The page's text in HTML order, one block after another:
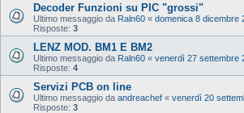
Decoder Funzioni su PIC "grossi"
Ultimo messaggio da Raln60 « domenica 8 dicembre
Risposte: 3
LENZ MOD. BM1 E BM2
Ultimo messaggio da Raln60 « venerdì 27 settembre
Risposte: 4
Servizi PCB on line
Ultimo messaggio da andreachef « venerdì 20
Risposte: 3